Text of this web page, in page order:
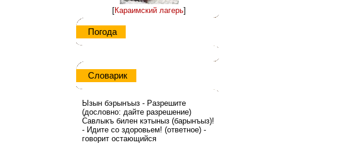
[Караимский лагерь]
Погода
Словарик
Ызын бэрынъыз - Разрешите
(дословно: дайте разрешение)
Савлыкъ билен кэтыныз (барынъыз)!
- Идите со здоровьем! (ответное) -
говорит остающийся